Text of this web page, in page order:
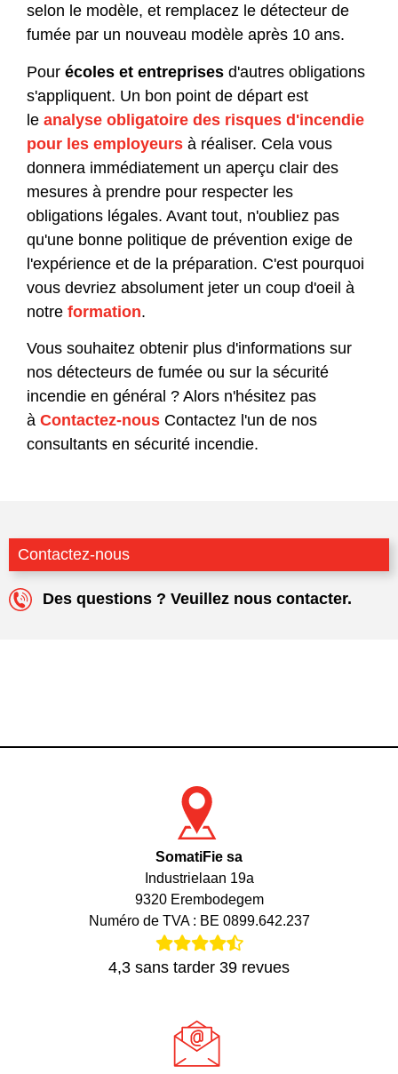
Contactez-nous
Des questions ? Veuillez nous contacter.
selon le modèle, et remplacez le détecteur de
fumée par un nouveau modèle après 10 ans.
Pour écoles et entreprises d'autres obligations
s'appliquent. Un bon point de départ est
le analyse obligatoire des risques d'incendie
pour les employeurs à réaliser. Cela vous
donnera immédiatement un aperçu clair des
mesures à prendre pour respecter les
obligations légales. Avant tout, n'oubliez pas
qu'une bonne politique de prévention exige de
l'expérience et de la préparation. C'est pourquoi
vous devriez absolument jeter un coup d'oeil à
notre formation.
Vous souhaitez obtenir plus d'informations sur
nos détecteurs de fumée ou sur la sécurité
incendie en général ? Alors n'hésitez pas
à Contactez-nous Contactez l'un de nos
consultants en sécurité incendie.
SomatiFie sa
Industrielaan 19a
9320 Erembodegem
Numéro de TVA : BE 0899.642.237
4,3 sans tarder 39 revues